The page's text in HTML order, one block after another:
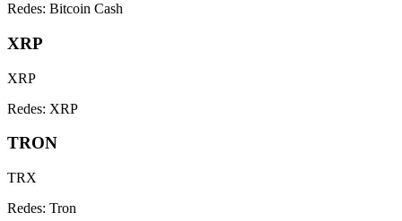
Redes: Bitcoin Cash
XRP
XRP
Redes: XRP
TRON
TRX
Redes: Tron